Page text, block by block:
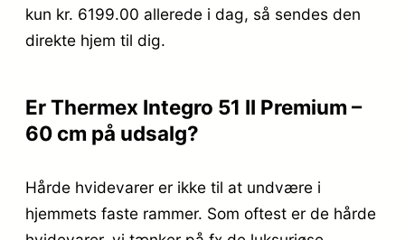
kun kr. 6199.00 allerede i dag, så sendes den
direkte hjem til dig.
Er Thermex Integro 51 II Premium –
60 cm på udsalg?
Hårde hvidevarer er ikke til at undvære i
hjemmets faste rammer. Som oftest er de hårde